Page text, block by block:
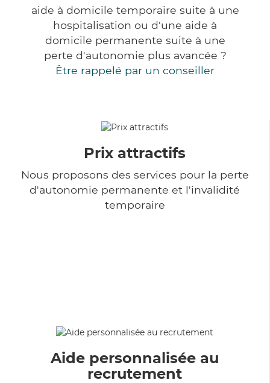
aide à domicile temporaire suite à une
hospitalisation ou d'une aide à
domicile permanente suite à une
perte d'autonomie plus avancée ?
Être rappelé par un conseiller
Prix attractifs
Nous proposons des services pour la perte
d'autonomie permanente et l'invalidité
temporaire
Aide personnalisée au
recrutement